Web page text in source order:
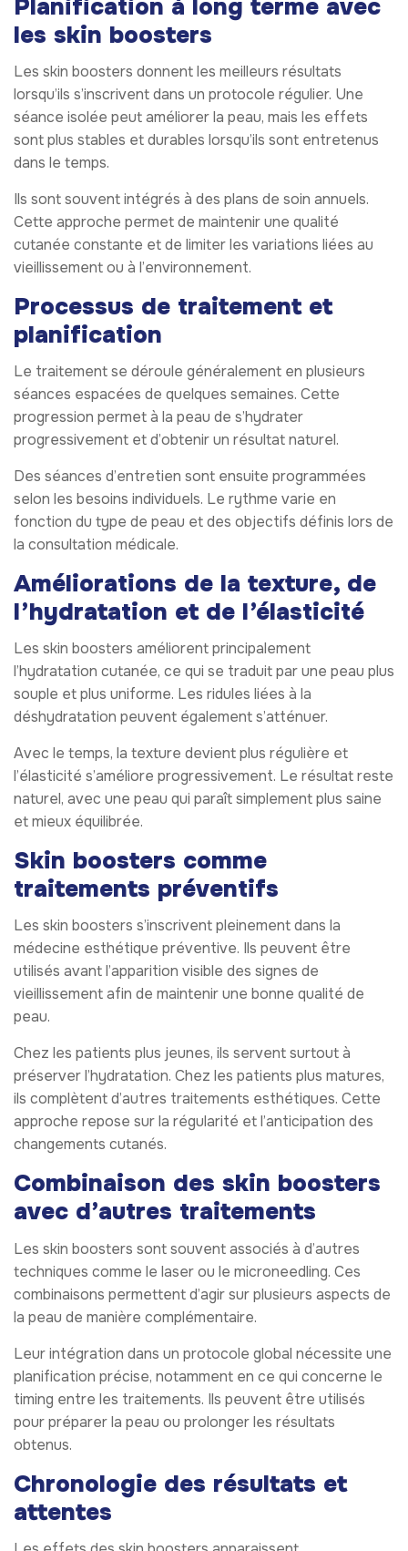
Planification à long terme avec
les skin boosters
Les skin boosters donnent les meilleurs résultats
lorsqu’ils s’inscrivent dans un protocole régulier. Une
séance isolée peut améliorer la peau, mais les effets
sont plus stables et durables lorsqu’ils sont entretenus
dans le temps.
Ils sont souvent intégrés à des plans de soin annuels.
Cette approche permet de maintenir une qualité
cutanée constante et de limiter les variations liées au
vieillissement ou à l’environnement.
Processus de traitement et
planification
Le traitement se déroule généralement en plusieurs
séances espacées de quelques semaines. Cette
progression permet à la peau de s’hydrater
progressivement et d’obtenir un résultat naturel.
Des séances d’entretien sont ensuite programmées
selon les besoins individuels. Le rythme varie en
fonction du type de peau et des objectifs définis lors de
la consultation médicale.
Améliorations de la texture, de
l’hydratation et de l’élasticité
Les skin boosters améliorent principalement
l’hydratation cutanée, ce qui se traduit par une peau plus
souple et plus uniforme. Les ridules liées à la
déshydratation peuvent également s’atténuer.
Avec le temps, la texture devient plus régulière et
l’élasticité s’améliore progressivement. Le résultat reste
naturel, avec une peau qui paraît simplement plus saine
et mieux équilibrée.
Skin boosters comme
traitements préventifs
Les skin boosters s’inscrivent pleinement dans la
médecine esthétique préventive. Ils peuvent être
utilisés avant l’apparition visible des signes de
vieillissement afin de maintenir une bonne qualité de
peau.
Chez les patients plus jeunes, ils servent surtout à
préserver l’hydratation. Chez les patients plus matures,
ils complètent d’autres traitements esthétiques. Cette
approche repose sur la régularité et l’anticipation des
changements cutanés.
Combinaison des skin boosters
avec d’autres traitements
Les skin boosters sont souvent associés à d’autres
techniques comme le laser ou le microneedling. Ces
combinaisons permettent d’agir sur plusieurs aspects de
la peau de manière complémentaire.
Leur intégration dans un protocole global nécessite une
planification précise, notamment en ce qui concerne le
timing entre les traitements. Ils peuvent être utilisés
pour préparer la peau ou prolonger les résultats
obtenus.
Chronologie des résultats et
attentes